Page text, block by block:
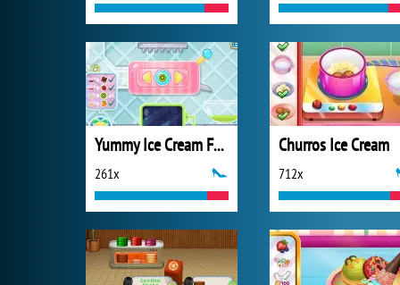
Yummy Ice Cream Factory
261x
Churros Ice Cream
712x